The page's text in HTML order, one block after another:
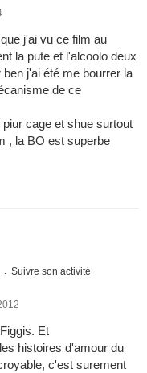
j'ai vu ce film au
la pute et l'alcoolo deux
j'ai été me bourrer la
de ce
cage et shue surtout
, la BO est superbe
Suivre son activité
Et
histoires d'amour du
c'est surement